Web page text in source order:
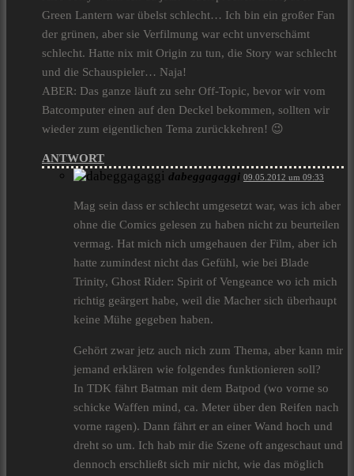
Green Lantern war übelst schlecht… Ich bin ein großer Fan
der grünen, aber sie Verfilmung war echt unverschämt
schlecht. Hatte nix mit Origin zu tun, die Story war schlecht
und die Schauspieler… Naja!
ABER: Das ganze läuft zu sehr Off-Topic, bevor wir vom
Batcomputer einen auf den Deckel bekommen, sollten wir
wieder zum eigentlichen Tema zurückkehren! 😉
ANTWORT
dabeggagaggi 09.05.2012 um 09:33
Mag sein dass er schlecht umgesetzt war, was ich aber
ohne die Comics gelesen zu haben nicht zu beurteilen
vermag. Hat mich nich umgehauen der Film, aber ich
hatte zumindest nicht das Gefühl, wie bei Blade
Trinity, Ghost Rider: Spirit of Vengeance wo ich mich
richtig geärgert habe, weil die Macher sich überhaupt
keine Mühe gegeben haben.
Gehört zwar jetz auch nich zum Thema, aber kann mir
jemand erklären wie folgendes funktionieren soll?
In TDK fährt Batman mit dem Batpod (wo vorne so
schicke Waffen mind, ca. Meter über den Reifen nach
vorne ragen). Dann fährt er an einer Wand hoch und
dreht so um. Ich hab mir die Szene oft angeschaut und
dennoch erschließt sich mir nicht, wie das möglich